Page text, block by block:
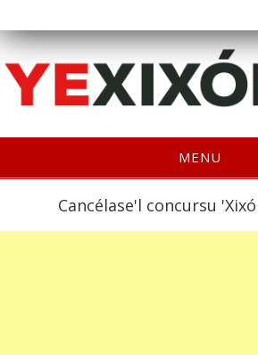
MENU
Cancélase'l concursu